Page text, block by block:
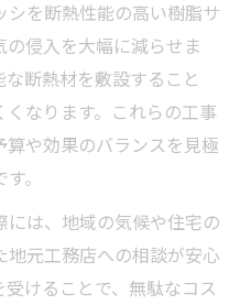
を断熱性能の高い樹脂サ
侵入を大幅に減らせま
断熱材を敷設すること
なります。これらの工事
や効果のバランスを見極
。
は、地域の気候や住宅の
元工務店への相談が安心
けることで、無駄なコス